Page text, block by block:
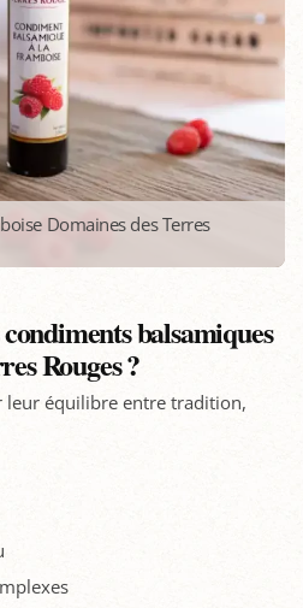
Domaines des Terres
balsamiques
Rouges ?
leur équilibre entre tradition,